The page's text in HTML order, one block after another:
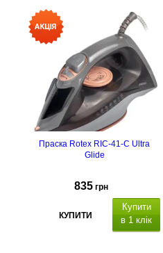
Системи захисту: крапля
стоп, самоочищення від накипу,
автовимкнення.
Праска Rotex RIC-41-C Ultra
Glide
835 грн
КУПИТИ
Купити
в 1 клік